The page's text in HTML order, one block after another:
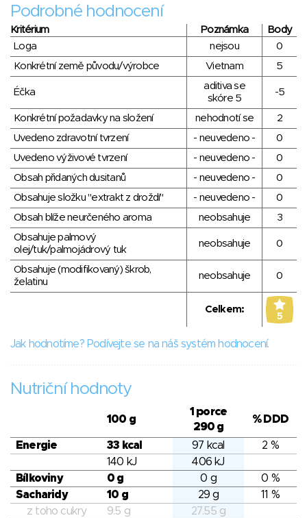
Podrobné hodnocení
Kritérium Poznámka
Body
Loga
nejsou
0
Konkrétní země původu/výrobce
Vietnam 5
Éčka
aditiva se
skóre 5
-5
Konkrétní požadavky na složení nehodnotí se
2
Uvedeno zdravotní tvrzení
- neuvedeno -
0
Uvedeno výživové tvrzení
- neuvedeno -
0
Obsah přidaných dusitanů
- neuvedeno -
0
Obsahuje složku "extrakt z droždí"
- neuvedeno -
0
Obsah blíže neurčeného aroma
neobsahuje
3
Obsahuje palmový
olej/tuk/palmojádrový tuk
neobsahuje 0
Obsahuje (modifikovaný) škrob,
želatinu
neobsahuje 0
Celkem:
5
Jak hodnotíme? Podívejte se na náš systém hodnocení.
Nutriční hodnoty
100 g
1 porce
290 g
% DDD
Energie 33 kcal 97 kcal
2 %
140 kJ
406 kJ
Bílkoviny
0 g 0 g
0 %
Sacharidy
10 g 29 g
11 %
z toho cukry
9.5 g
27.55 g